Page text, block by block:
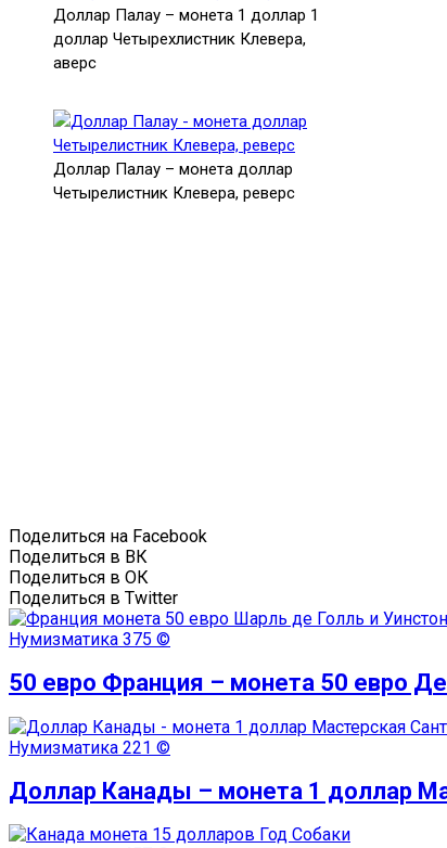
Доллар Палау – монета 1 доллар 1
доллар Четырехлистник Клевера,
аверс
Доллар Палау – монета доллар
Четырелистник Клевера, реверс
Поделиться на Facebook
Поделиться в ВК
Поделиться в ОК
Поделиться в Twitter
Нумизматика 375 ©
50 евро Франция – монета 50 евро
Нумизматика 221 ©
Доллар Канады – монета 1 доллар